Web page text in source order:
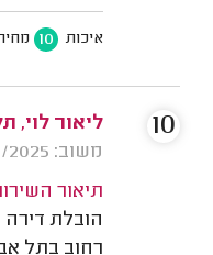
איכות 10
ליאור לוי,
משוב: 27/10/2025
תיאור
הובלת
רחוב בתל
10